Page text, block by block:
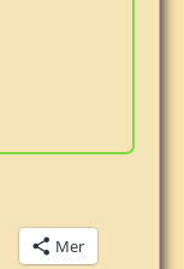
Mer